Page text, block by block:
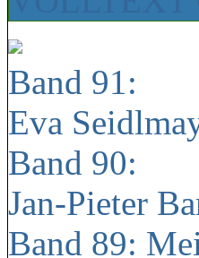
Band 91:
Eva
Band 90:
Jan-Pieter
Band 89: